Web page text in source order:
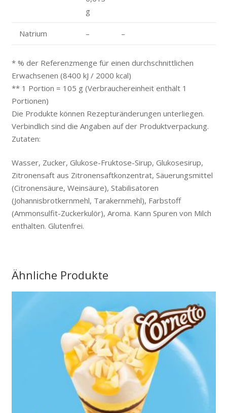
g
Natrium – –
* % der Referenzmenge für einen durchschnittlichen
Erwachsenen (8400 kJ / 2000 kcal)
** 1 Portion = 105 g (Verbrauchereinheit enthält 1
Portionen)
Die Produkte können Rezepturänderungen unterliegen.
Verbindlich sind die Angaben auf der Produktverpackung.
Zutaten:
Wasser, Zucker, Glukose-Fruktose-Sirup, Glukosesirup,
Zitronensaft aus Zitronensaftkonzentrat, Säuerungsmittel
(Citronensäure, Weinsäure), Stabilisatoren
(Johannisbrotkernmehl, Tarakernmehl), Farbstoff
(Ammonsulfit-Zuckerkulör), Aroma. Kann Spuren von Milch
enthalten. Glutenfrei.
Ähnliche Produkte